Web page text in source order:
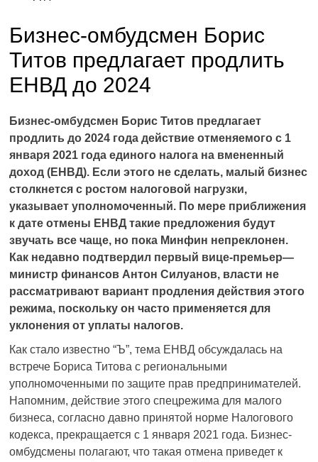
Бизнес-омбудсмен Борис
Титов предлагает продлить
ЕНВД до 2024
Бизнес-омбудсмен Борис Титов предлагает
продлить до 2024 года действие отменяемого с 1
января 2021 года единого налога на вмененный
доход (ЕНВД). Если этого не сделать, малый бизнес
столкнется с ростом налоговой нагрузки,
указывает уполномоченный. По мере приближения
к дате отмены ЕНВД такие предложения будут
звучать все чаще, но пока Минфин непреклонен.
Как недавно подтвердил первый вице-премьер—
министр финансов Антон Силуанов, власти не
рассматривают вариант продления действия этого
режима, поскольку он часто применяется для
уклонения от уплаты налогов.
Как стало известно “Ъ”, тема ЕНВД обсуждалась на
встрече Бориса Титова с региональными
уполномоченными по защите прав предпринимателей.
Напомним, действие этого спецрежима для малого
бизнеса, согласно давно принятой норме Налогового
кодекса, прекращается с 1 января 2021 года. Бизнес-
омбудсмены полагают, что такая отмена приведет к